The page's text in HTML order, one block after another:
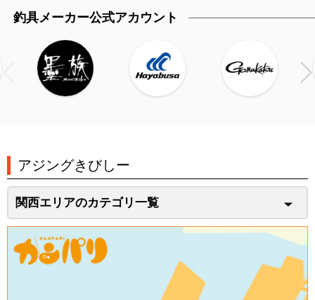
釣具メーカー公式アカウント
アジングきびしー
関西エリアのカテゴリ一覧